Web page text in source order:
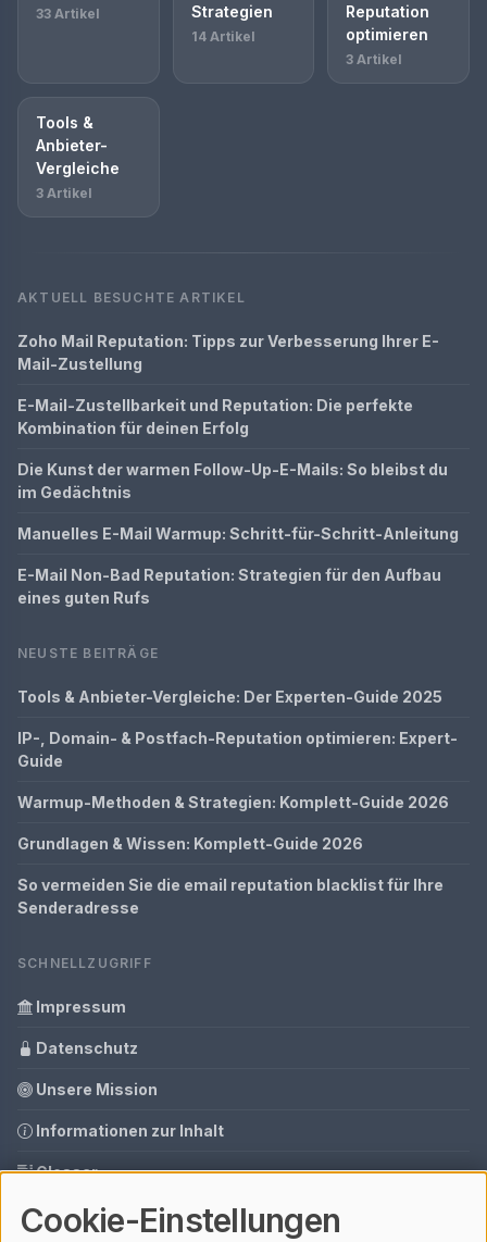
33 Artikel
Strategien
14 Artikel
Reputation
optimieren
3 Artikel
Tools &
Anbieter-
Vergleiche
3 Artikel
AKTUELL BESUCHTE ARTIKEL
Zoho Mail Reputation: Tipps zur Verbesserung Ihrer E-
Mail-Zustellung
E-Mail-Zustellbarkeit und Reputation: Die perfekte
Kombination für deinen Erfolg
Die Kunst der warmen Follow-Up-E-Mails: So bleibst du
im Gedächtnis
Manuelles E-Mail Warmup: Schritt-für-Schritt-Anleitung
E-Mail Non-Bad Reputation: Strategien für den Aufbau
eines guten Rufs
NEUSTE BEITRÄGE
Tools & Anbieter-Vergleiche: Der Experten-Guide 2025
IP-, Domain- & Postfach-Reputation optimieren: Expert-
Guide
Warmup-Methoden & Strategien: Komplett-Guide 2026
Grundlagen & Wissen: Komplett-Guide 2026
So vermeiden Sie die email reputation blacklist für Ihre
Senderadresse
SCHNELLZUGRIFF
Impressum
Datenschutz
Unsere Mission
Informationen zur Inhalt
Glossar
Ihre Datenschutzeinstellungen
Cookie-Einstellungen